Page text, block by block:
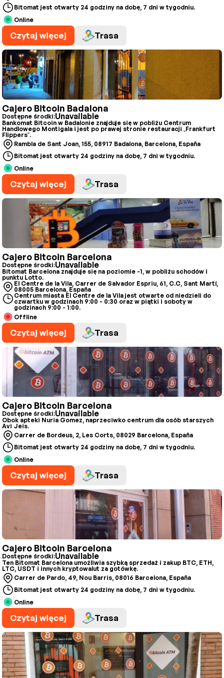
Bitomat jest otwarty 24 godziny na dobę, 7 dni w tygodniu.
Online
Czytaj więcej Trasa
Cajero Bitcoin Badalona
Dostępne środki:Unavailable
Bankomat Bitcoin w Badalonie znajduje się w pobliżu Centrum
Handlowego Montigala i jest po prawej stronie restauracji „Frankfurt
Flippers”.
Rambla de Sant Joan, 155, 08917 Badalona, Barcelona, España
Bitomat jest otwarty 24 godziny na dobę, 7 dni w tygodniu.
Online
Czytaj więcej Trasa
Cajero Bitcoin Barcelona
Dostępne środki:Unavailable
Bitomat Barcelona znajduje się na poziomie -1, w pobliżu schodów i
punktu Lotto.
El Centre de la Vila, Carrer de Salvador Espriu, 61, C.C, Sant Martí,
08005 Barcelona, España
Centrum miasta El Centre de la Vila jest otwarte od niedzieli do
czwartku w godzinach 9:00 - 0:30 oraz w piątki i soboty w
godzinach 9:00 - 1:00.
Offline
Czytaj więcej Trasa
Cajero Bitcoin Barcelona
Dostępne środki:Unavailable
Obok apteki Nuria Gomez, naprzeciwko centrum dla osób starszych
Avi Jeis.
Carrer de Bordeus, 2, Les Corts, 08029 Barcelona, España
Bitomat jest otwarty 24 godziny na dobę, 7 dni w tygodniu.
Online
Czytaj więcej Trasa
Cajero Bitcoin Barcelona
Dostępne środki:Unavailable
Ten Bitomat Barcelona umożliwia szybką sprzedaż i zakup BTC, ETH,
LTC, USDT i innych kryptowalut za gotówkę.
Carrer de Pardo, 49, Nou Barris, 08016 Barcelona, España
Bitomat jest otwarty 24 godziny na dobę, 7 dni w tygodniu.
Online
Czytaj więcej Trasa